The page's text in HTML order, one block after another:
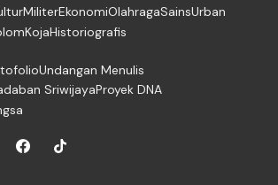
MiliterEkonomiOlahragaSainsUrban
KojaHistoriografis
Undangan Menulis
SriwijayaProyek DNA